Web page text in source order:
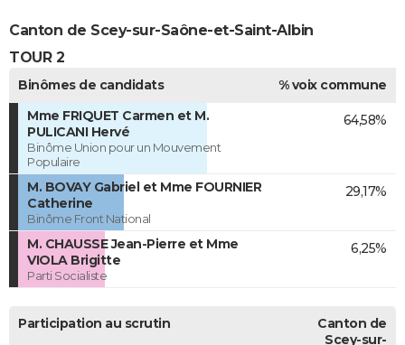
Canton de Scey-sur-Saône-et-Saint-Albin
TOUR 2
Binômes de candidats
% voix commune
Mme FRIQUET Carmen et M.
PULICANI Hervé
Binôme Union pour un Mouvement
Populaire
64,58%
M. BOVAY Gabriel et Mme FOURNIER
Catherine
Binôme Front National
29,17%
M. CHAUSSE Jean-Pierre et Mme
VIOLA Brigitte
Parti Socialiste
6,25%
Participation au scrutin
Canton de
Scey-sur-